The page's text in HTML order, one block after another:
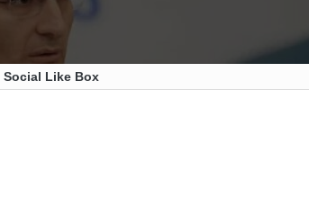
Social Like Box